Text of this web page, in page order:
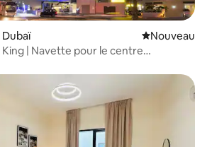
Nouvel
Nouveau
King | Navette pour le centre